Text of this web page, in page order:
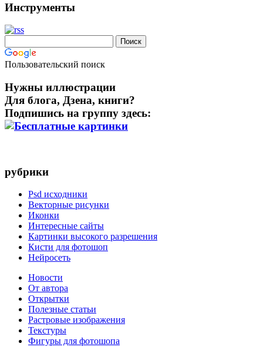
Инструменты
Пользовательский поиск
Нужны иллюстрации
Для блога, Дзена, книги?
Подпишись на группу здесь:
рубрики
Psd исходники
Векторные рисунки
Иконки
Интересные сайты
Картинки высокого разрешения
Кисти для фотошоп
Нейросеть
Новости
От автора
Открытки
Полезные статьи
Растровые изображения
Текстуры
Фигуры для фотошопа